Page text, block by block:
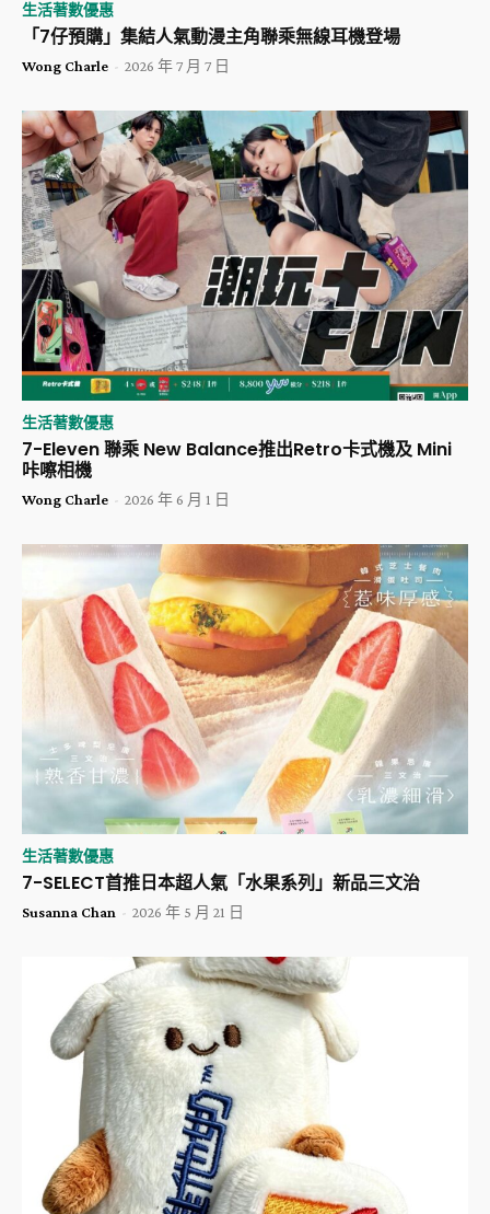
生活著數優惠
「7仔預購」集結人氣動漫主角聯乘無線耳機登場
Wong Charle - 2026 年 7 月 7 日
生活著數優惠
7-Eleven 聯乘 New Balance推出Retro卡式機及 Mini
咔嚓相機
Wong Charle - 2026 年 6 月 1 日
生活著數優惠
​7-SELECT首推日本超人氣「水果系列」新品三文治
Susanna Chan - 2026 年 5 月 21 日